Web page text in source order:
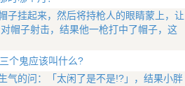
子挂起来，然后将持枪人的眼睛蒙上，让
帽子射击，结果他一枪打中了帽子，这
个鬼应该叫什么?
气的问：「太闲了是不是!?」，结果小胖